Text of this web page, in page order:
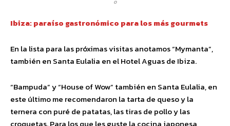
Ibiza: paraíso gastronómico para los más gourmets
En la lista para las próximas visitas anotamos “Mymanta”,
también en Santa Eulalia en el Hotel Aguas de Ibiza.
“Bampuda” y “House of Wow” también en Santa Eulalia, en
este último me recomendaron la tarta de queso y la
ternera con puré de patatas, las tiras de pollo y las